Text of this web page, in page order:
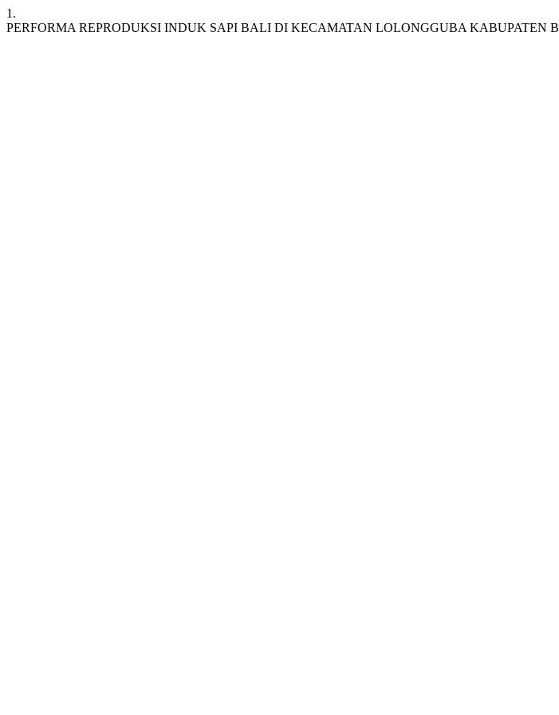
1.
PERFORMA REPRODUKSI INDUK SAPI BALI DI KECAMATAN LOLONGGUBA KABUPATEN